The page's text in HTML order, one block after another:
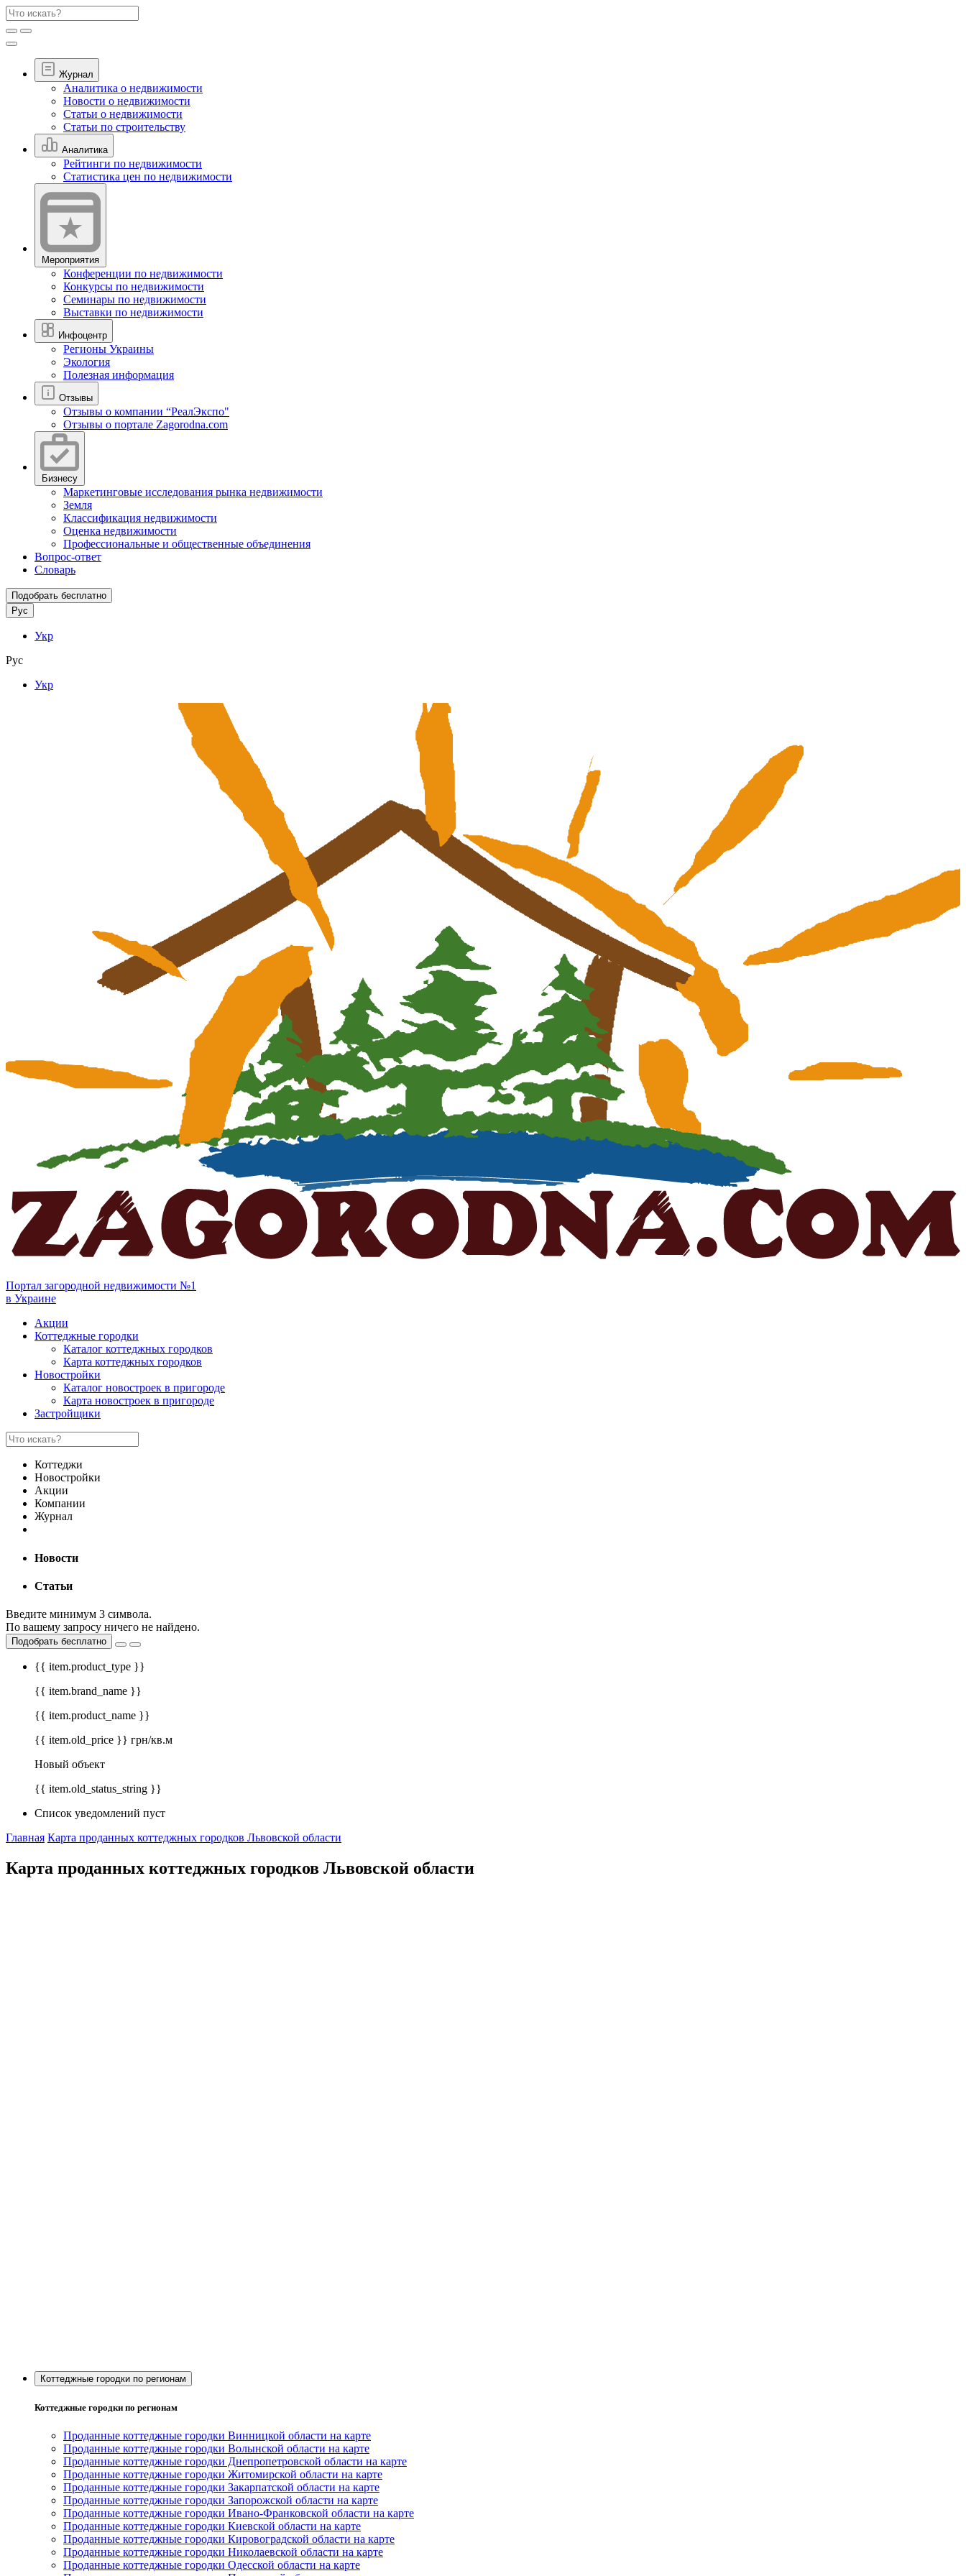
Журнал
Аналитика о недвижимости
Новости о недвижимости
Статьи о недвижимости
Статьи по строительству
Аналитика
Рейтинги по недвижимости
Статистика цен по недвижимости
Мероприятия
Конференции по недвижимости
Конкурсы по недвижимости
Семинары по недвижимости
Выставки по недвижимости
Инфоцентр
Регионы Украины
Экология
Полезная информация
Отзывы
Отзывы о компании “РеалЭкспо"
Отзывы о портале Zagorodna.com
Бизнесу
Маркетинговые исследования рынка недвижимости
Земля
Классификация недвижимости
Оценка недвижимости
Профессиональные и общественные объединения
Вопрос-ответ
Словарь
Подобрать бесплатно
Рус
Укр
Рус
Укр
Портал загородной недвижимости №1
в Украине
Акции
Коттеджные городки
Каталог коттеджных городков
Карта коттеджных городков
Новостройки
Каталог новостроек в пригороде
Карта новостроек в пригороде
Застройщики
Коттеджи
Новостройки
Акции
Компании
Журнал
Новости
Статьи
Введите минимум 3 символа.
По вашему запросу ничего не найдено.
Подобрать бесплатно
{{ item.product_type }}
{{ item.brand_name }}
{{ item.product_name }}
{{ item.old_price }} грн/кв.м
Новый объект
{{ item.old_status_string }}
Список уведомлений пуст
Главная Карта проданных коттеджных городков Львовской области
Карта проданных коттеджных городков Львовской области
Коттеджные городки по регионам
Коттеджные городки по регионам
Проданные коттеджные городки Винницкой области на карте
Проданные коттеджные городки Волынской области на карте
Проданные коттеджные городки Днепропетровской области на карте
Проданные коттеджные городки Житомирской области на карте
Проданные коттеджные городки Закарпатской области на карте
Проданные коттеджные городки Запорожской области на карте
Проданные коттеджные городки Ивано-Франковской области на карте
Проданные коттеджные городки Киевской области на карте
Проданные коттеджные городки Кировоградской области на карте
Проданные коттеджные городки Николаевской области на карте
Проданные коттеджные городки Одесской области на карте